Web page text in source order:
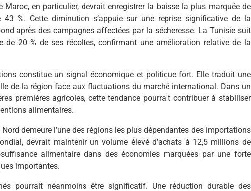
en particulier, devrait enregistrer la baisse la plus marquée de
%. Cette diminution s’appuie sur une reprise significative de la
après des campagnes affectées par la sécheresse. La Tunisie suit
de 20 % de ses récoltes, confirmant une amélioration relative de la
constitue un signal économique et politique fort. Elle traduit une
de la région face aux fluctuations du marché international. Dans un
premières agricoles, cette tendance pourrait contribuer à stabiliser
alimentaires.
demeure l’une des régions les plus dépendantes des importations
devrait maintenir un volume élevé d’achats à 12,5 millions de
alimentaire dans des économies marquées par une forte
importantes.
pourrait néanmoins être significatif. Une réduction durable des